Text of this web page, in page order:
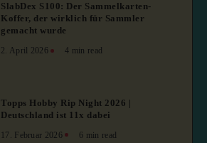
SlabDex S100: Der Sammelkarten-
Koffer, der wirklich für Sammler
gemacht wurde
2. April 2026 4 min read
Topps Hobby Rip Night 2026 |
Deutschland ist 11x dabei
17. Februar 2026 6 min read